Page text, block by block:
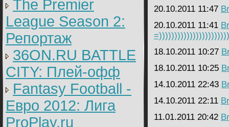
The Premier
League Season 2:
Репортаж
36ON.RU BATTLE
CITY: Плей-офф
Fantasy Football -
Евро 2012: Лига
ProPlay.ru
20.10.2011 11:47
20.10.2011 11:41
18.10.2011 10:27
18.10.2011 10:25
14.10.2011 22:43
14.10.2011 22:11
11.01.2011 20:42